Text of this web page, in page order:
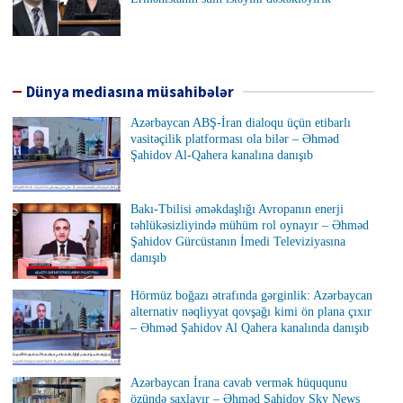
Dünya mediasına müsahibələr
Azərbaycan ABŞ-İran dialoqu üçün etibarlı
vasitəçilik platforması ola bilər – Əhməd
Şahidov Al-Qahera kanalına danışıb
Bakı-Tbilisi əməkdaşlığı Avropanın enerji
təhlükəsizliyində mühüm rol oynayır – Əhməd
Şahidov Gürcüstanın İmedi Televiziyasına
danışıb
Hörmüz boğazı ətrafında gərginlik: Azərbaycan
alternativ nəqliyyat qovşağı kimi ön plana çıxır
– Əhməd Şahidov Al Qahera kanalında danışıb
Azərbaycan İrana cavab vermək hüququnu
özündə saxlayır – Əhməd Şahidov Sky News